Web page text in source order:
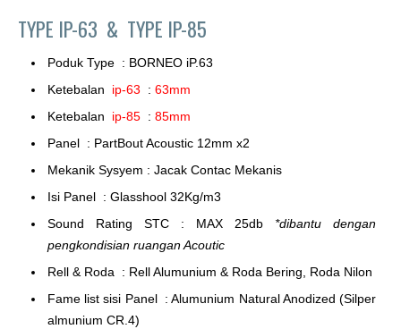
TYPE IP-63 & TYPE IP-85
Poduk Type : BORNEO iP.63
Ketebalan ip-63 : 63mm
Ketebalan ip-85 : 85mm
Panel : PartBout Acoustic 12mm x2
Mekanik Sysyem : Jacak Contac Mekanis
Isi Panel : Glasshool 32Kg/m3
Sound Rating STC : MAX 25db *dibantu dengan
pengkondisian ruangan Acoutic
Rell & Roda : Rell Alumunium & Roda Bering, Roda Nilon
Fame list sisi Panel : Alumunium Natural Anodized (Silper
almunium CR.4)